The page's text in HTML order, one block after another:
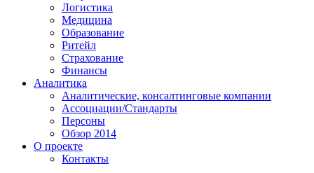
Логистика
Медицина
Образование
Ритейл
Страхование
Финансы
Аналитика
Аналитические, консалтинговые компании
Ассоциации/Стандарты
Персоны
Обзор 2014
О проекте
Контакты